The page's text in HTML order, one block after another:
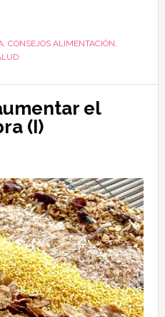
, CONSEJOS ALIMENTACIÓN,
el
(I)